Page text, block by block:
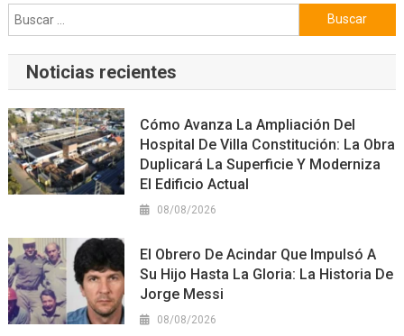
Buscar:
Noticias recientes
Cómo Avanza La Ampliación Del
Hospital De Villa Constitución: La Obra
Duplicará La Superficie Y Moderniza
El Edificio Actual
08/08/2026
El Obrero De Acindar Que Impulsó A
Su Hijo Hasta La Gloria: La Historia De
Jorge Messi
08/08/2026